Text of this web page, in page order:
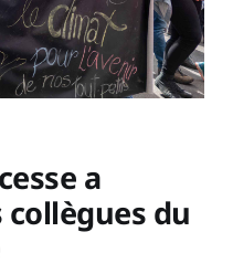
a
collègues du